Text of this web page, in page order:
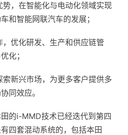
势，在智能化与电动化领域实现
和智能网联汽车的发展；
，优化研发、生产和供应链管
化；
索新兴市场，为更多客户提供多
同效应。
的i-MMD技术已经迭代到第四
四套混动系统的，包括本田